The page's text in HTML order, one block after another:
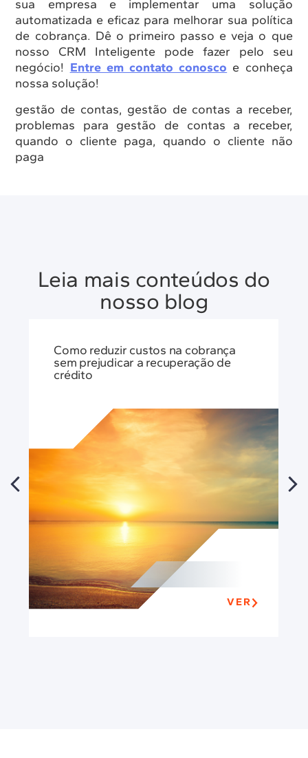
sua empresa e implementar uma solução
automatizada e eficaz para melhorar sua política
de cobrança. Dê o primeiro passo e veja o que
nosso CRM Inteligente pode fazer pelo seu
negócio! Entre em contato conosco e conheça
nossa solução!
gestão de contas, gestão de contas a receber,
problemas para gestão de contas a receber,
quando o cliente paga, quando o cliente não
paga
Leia mais conteúdos do
nosso blog
Como reduzir custos na cobrança
sem prejudicar a recuperação de
crédito
VER